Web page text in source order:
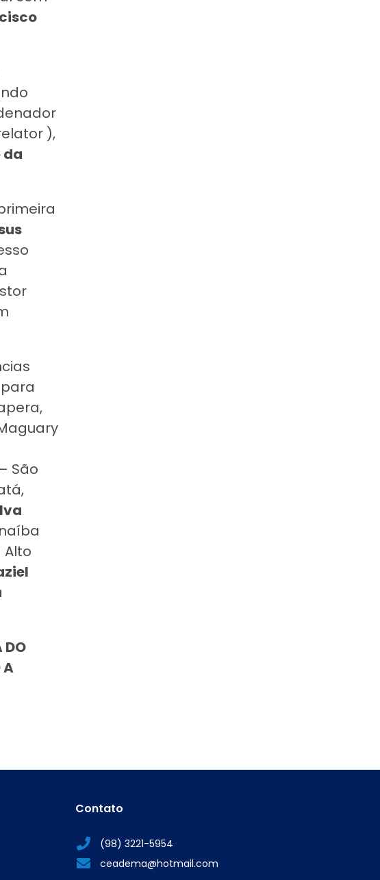
),
da
São
Alto
DO
A
Contato
(98) 3221-5954
ceadema@hotmail.com